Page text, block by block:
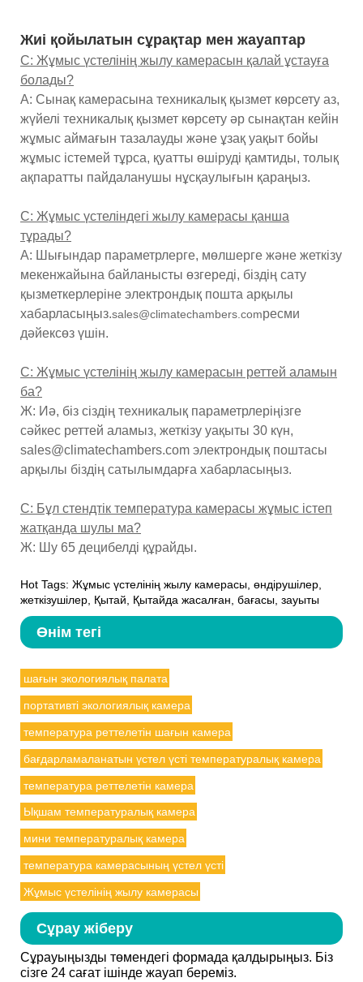
Жиі қойылатын сұрақтар мен жауаптар
С: Жұмыс үстелінің жылу камерасын қалай ұстауға
болады?
A: Сынақ камерасына техникалық қызмет көрсету аз,
жүйелі техникалық қызмет көрсету әр сынақтан кейін
жұмыс аймағын тазалауды және ұзақ уақыт бойы
жұмыс істемей тұрса, қуатты өшіруді қамтиды, толық
ақпаратты пайдаланушы нұсқаулығын қараңыз.
С: Жұмыс үстеліндегі жылу камерасы қанша
тұрады?
A: Шығындар параметрлерге, мөлшерге және жеткізу
мекенжайына байланысты өзгереді, біздің сату
қызметкерлеріне электрондық пошта арқылы
хабарласыңыз.sales@climatechambers.comресми
дәйексөз үшін.
С: Жұмыс үстелінің жылу камерасын реттей аламын
ба?
Ж: Иә, біз сіздің техникалық параметрлеріңізге
сәйкес реттей аламыз, жеткізу уақыты 30 күн,
sales@climatechambers.com электрондық поштасы
арқылы біздің сатылымдарға хабарласыңыз.
С: Бұл стендтік температура камерасы жұмыс істеп
жатқанда шулы ма?
Ж: Шу 65 децибелді құрайды.
Hot Tags: Жұмыс үстелінің жылу камерасы, өндірушілер,
жеткізушілер, Қытай, Қытайда жасалған, бағасы, зауыты
Өнім тегі
шағын экологиялық палата
портативті экологиялық камера
температура реттелетін шағын камера
бағдарламаланатын үстел үсті температуралық камера
температура реттелетін камера
Ықшам температуралық камера
мини температуралық камера
температура камерасының үстел үсті
Жұмыс үстелінің жылу камерасы
Сұрау жіберу
Сұрауыңызды төмендегі формада қалдырыңыз. Біз
сізге 24 сағат ішінде жауап береміз.